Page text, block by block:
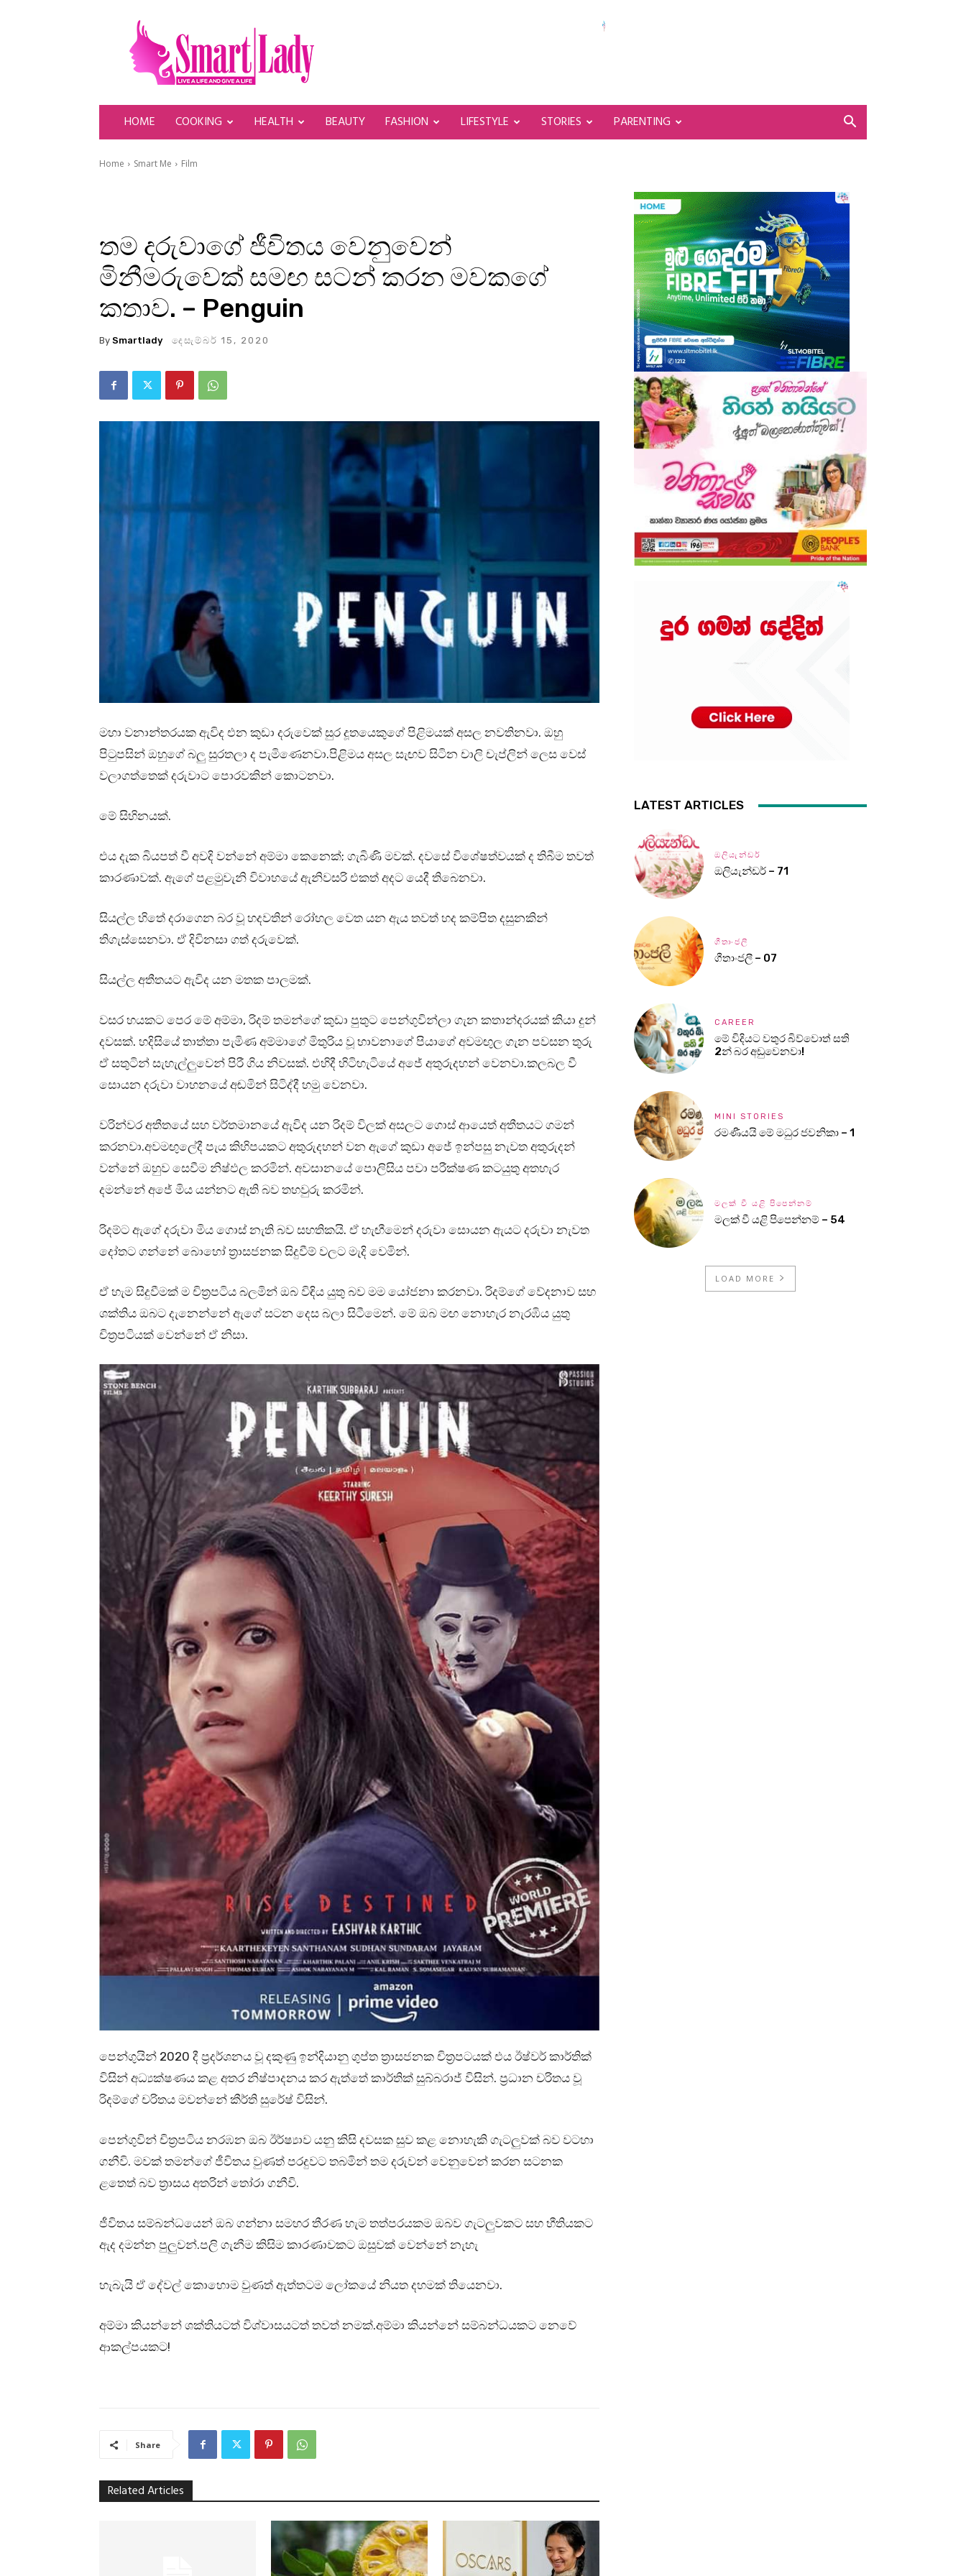
SmartLady
HOME COOKING HEALTH BEAUTY FASHION LIFESTYLE STORIES PARENTING
Home Smart Me Film
තම දරුවාගේ ජීවිතය වෙනුවෙන්
මිනීමරුවෙක් සමඟ සටන් කරන මවකගේ
කතාව. – Penguin
By Smartlady දෙසැම්බර් 15, 2020
මහා වනාන්තරයක ඇවිද එන කුඩා දරුවෙක් සුර දූතයෙකුගේ පිළිමයක් අසල නවතිනවා. ඔහු
පිටුපසින් ඔහුගේ බලු සුරතලා ද පැමිණෙනවා.පිළිමය අසල සැඟව සිටින චාලි චැප්ලින් ලෙස වෙස්
වලාගත්තෙක් දරුවාට පොරවකින් කොටනවා.
මේ සිහිනයක්.
එය දැක බියපත් වී අවදි වන්නේ අම්මා කෙනෙක්; ගැබිණි මවක්. දවසේ විශේෂත්වයක් ද තිබීම තවත්
කාරණාවක්. ඇගේ පළමුවැනි විවාහයේ ඇනිවසරි එකත් අදට යෙදී තිබෙනවා.
සියල්ල හිතේ දරාගෙන බර වූ හදවතින් රෝහල වෙත යන ඇය තවත් හද කම්පිත දසුනකින්
තිගැස්සෙනවා. ඒ දිවිනසා ගත් දරුවෙක්.
සියල්ල අතීතයට ඇවිද යන මතක පාලමක්.
වසර හයකට පෙර මේ අම්මා, රිදම් තමන්ගේ කුඩා පුතුට පෙන්ගුවින්ලා ගැන කතාන්දරයක් කියා දුන්
දවසක්. හදිසියේ තාත්තා පැමිණ අම්මාගේ මිතුරිය වූ භාවනාගේ පියාගේ අවමඟුල ගැන පවසන තුරු
ඒ සතුටින් සැහැල්ලුවෙන් පිරී ගිය නිවසක්. එහිදී හිටිහැටියේ අජේ අතුරුදහන් වෙනවා.කලබල වී
සොයන දරුවා වාහනයේ අඬමින් සිටිද්දී හමු වෙනවා.
වරින්වර අතීතයේ සහ වර්තමානයේ ඇවිද යන රිදම් විලක් අසලට ගොස් ආයෙත් අතීතයට ගමන්
කරනවා.අවමඟුලේදී පැය කිහිපයකට අතුරුදහන් වන ඇගේ කුඩා අජේ ඉන්පසු නැවත අතුරුදන්
වන්නේ ඔහුව සෙවීම නිෂ්ඵල කරමින්. අවසානයේ පොලිසිය පවා පරීක්ෂණ කටයුතු අතහැර
දමන්නේ අජේ මිය යන්නට ඇති බව තහවුරු කරමින්.
රිදම්ට ඇගේ දරුවා මිය ගොස් නැති බව සහතිකයි. ඒ හැඟීමෙන් දරුවා සොයන ඇයට දරුවා නැවත
දෝතට ගන්නේ බොහෝ ත්‍රාසජනක සිදුවීම් වලට මැදි වෙමින්.
ඒ හැම සිදුවීමක් ම චිත්‍රපටිය බලමින් ඔබ විඳිය යුතු බව මම යෝජනා කරනවා. රිදම්ගේ වේදනාව සහ
ශක්තිය ඔබට දැනෙන්නේ ඇගේ සටන දෙස බලා සිටීමෙන්. මේ ඔබ මඟ නොහැර නැරඹිය යුතු
චිත්‍රපටියක් වෙන්නේ ඒ නිසා.
පෙන්ගුයින් 2020 දී ප්‍රදර්ශනය වූ දකුණු ඉන්දියානු ගුප්ත ත්‍රාසජනක චිත්‍රපටයක් එය ඊෂ්වර් කාර්තික්
විසින් අධ්‍යක්ෂණය කළ අතර නිෂ්පාදනය කර ඇත්තේ කාර්තික් සුබ්බරාජ් විසින්. ප්‍රධාන චරිතය වූ
රිදම්ගේ චරිතය මවන්නේ කීර්ති සුරේෂ් විසින්.
පෙන්ගුවින් චිත්‍රපටිය නරඹන ඔබ ඊර්ෂ්‍යාව යනු කිසි දවසක සුව කළ නොහැකි ගැටලුවක් බව වටහා
ගනීවි. මවක් තමන්ගේ ජීවිතය වුණත් පරදුවට තබමින් තම දරුවන් වෙනුවෙන් කරන සටනක
ළතෙත් බව ත්‍රාසය අතරින් තෝරා ගනීවි.
ජීවිතය සම්බන්ධයෙන් ඔබ ගන්නා සමහර තීරණ හැම තත්පරයකම ඔබව ගැටලුවකට සහ භීතියකට
ඇද දමන්න පුලුවන්.පලි ගැනීම කිසිම කාරණාවකට ඔසුවක් වෙන්නේ නැහැ
හැබැයි ඒ දේවල් කොහොම වුණත් ඇත්තටම ලෝකයේ නියත දහමක් තියෙනවා.
අම්මා කියන්නේ ශක්තියටත් විශ්වාසයටත් තවත් නමක්.අම්මා කියන්නේ සම්බන්ධයකට නෙවේ
ආකල්පයකට!
Share
Related Articles
LATEST ARTICLES
ඔලියැන්ඩර්
ඔලියැන්ඩර් – 71
ගීතාංජලී
ගීතාංජලී – 07
CAREER
මේ විදියට වතුර බිව්වොත් සති
2න් බර අඩුවෙනවා!
MINI STORIES
රමණීයයි මේ මධුර ජවනිකා – 1
මලක් වී යළි පිපෙන්නම්
මලක් වී යළි පිපෙන්නම් – 54
LOAD MORE